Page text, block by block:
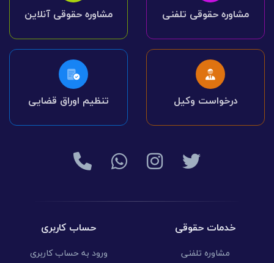
مشاوره حقوقی تلفنی مشاوره حقوقی آنلاین
درخواست وکیل تنظیم اوراق قضایی
خدمات حقوقی
مشاوره تلفنی
حساب کاربری
ورود به حساب کاربری